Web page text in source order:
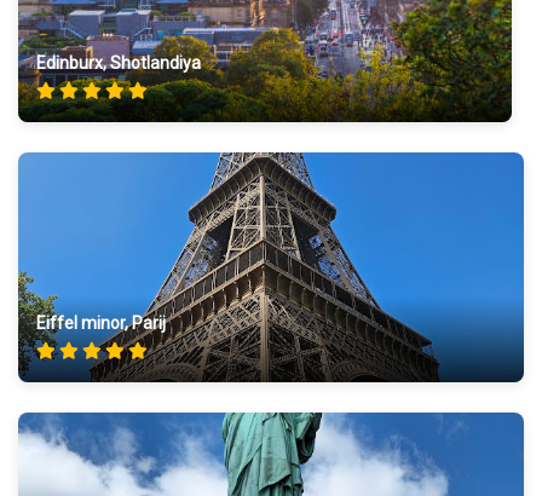
Edinburx, Shotlandiya
Eiffel minor, Parij